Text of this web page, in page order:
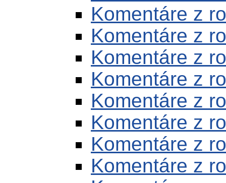
Komentáre z
Komentáre z
Komentáre z
Komentáre z
Komentáre z
Komentáre z
Komentáre z
Komentáre z